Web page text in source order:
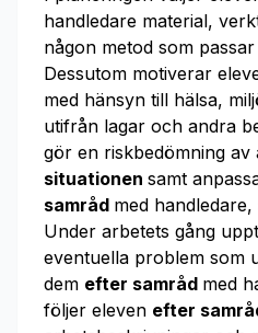
handledare material,
någon metod som
Dessutom motiverar
med hänsyn till hälsa,
utifrån lagar och andra
gör en riskbedömning av
situationen samt
samråd med
Under arbetets gång
eventuella problem som
dem efter samråd med
följer eleven efter